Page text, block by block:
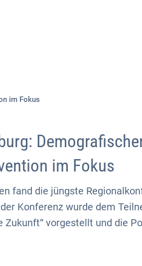
im Fokus
im Fokus
fand die jüngste
Konferenz wurde dem
vorgestellt und die